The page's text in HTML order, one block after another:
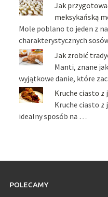
Jak
meksykańską
Mole poblano to jeden z
charakterystycznych
Jak zrobić
Manti, znane
wyjątkowe danie, które
Kruche ciasto z
Kruche ciasto z
idealny sposób na …
POLECAMY